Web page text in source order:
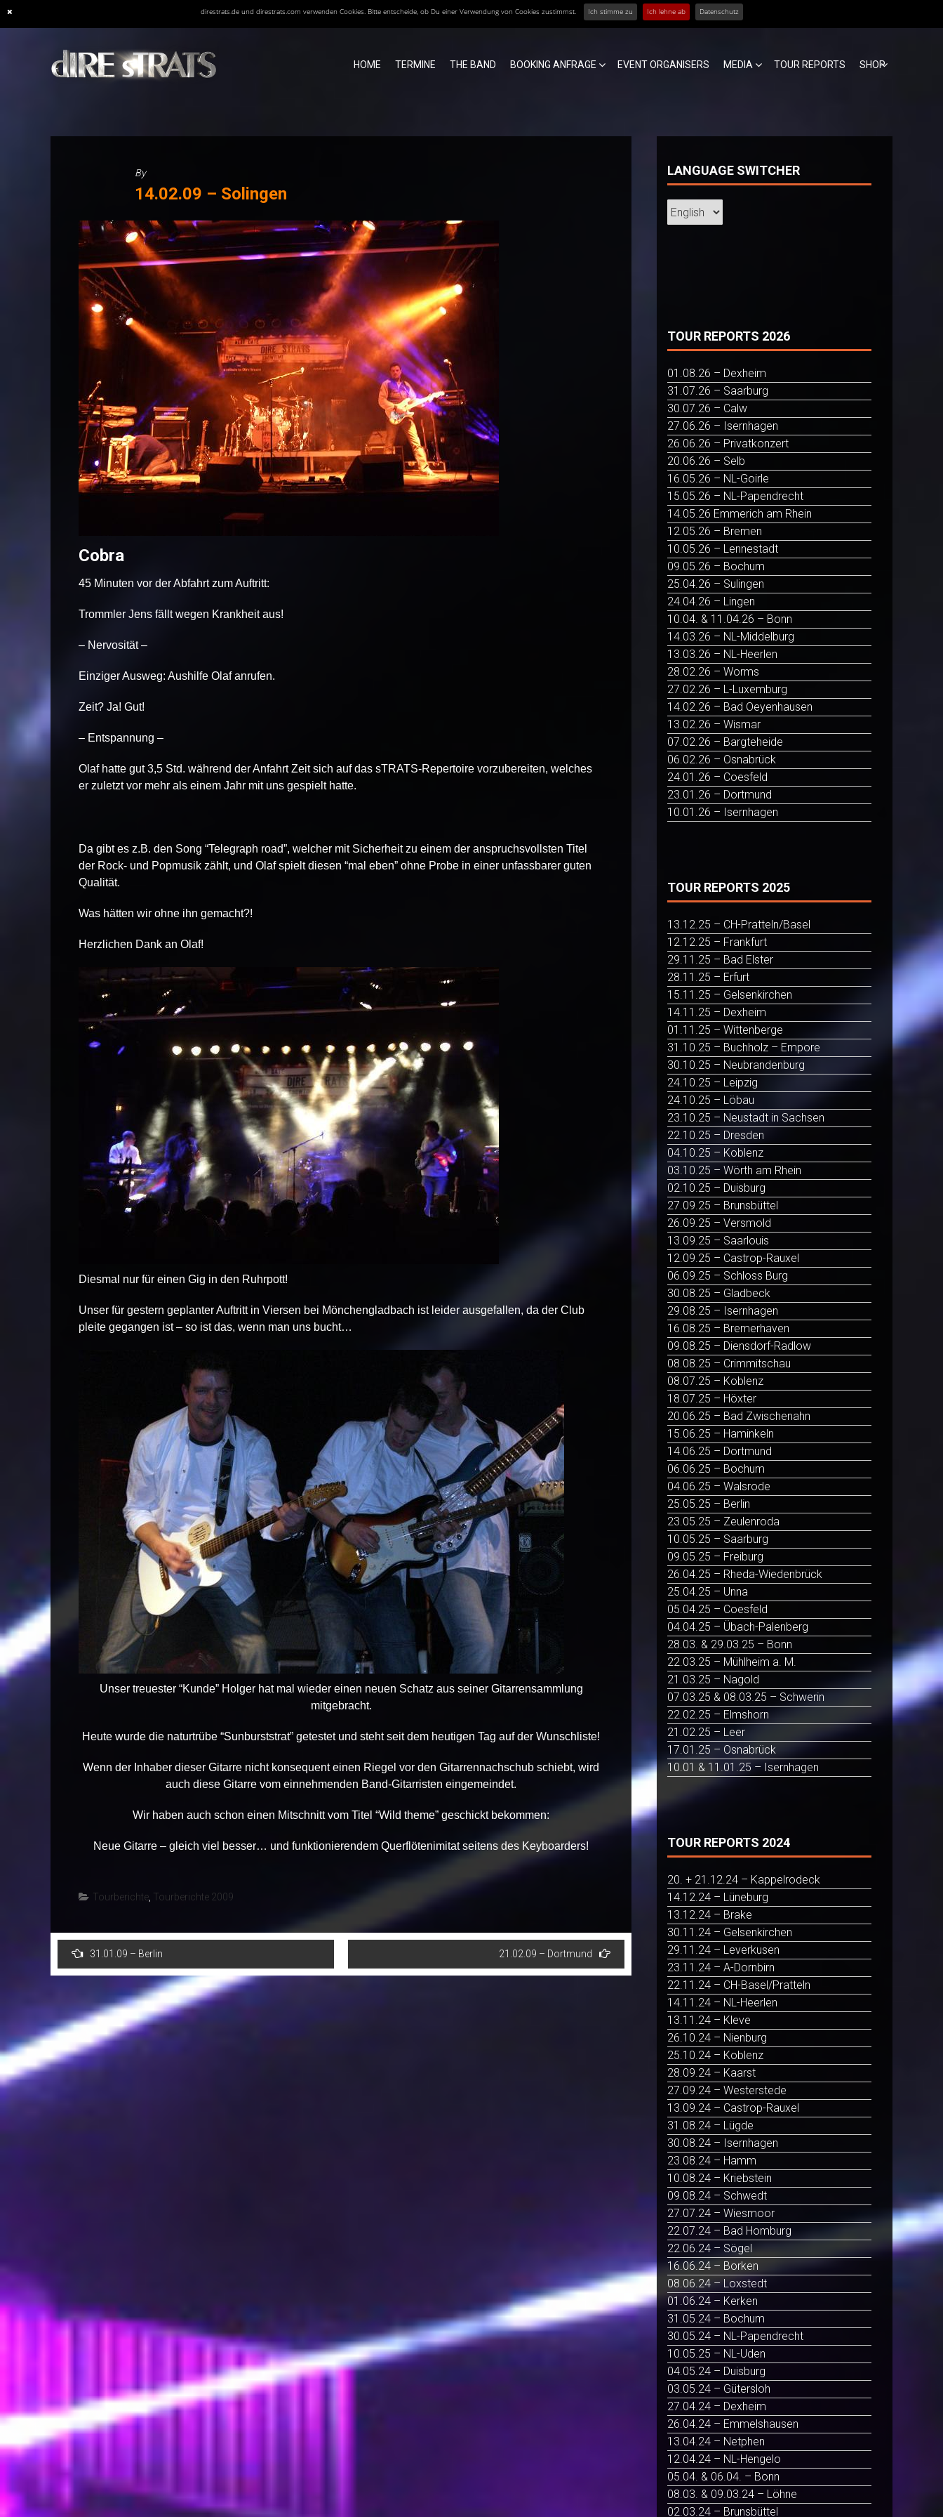
direstrats.de und direstrats.com verwenden Cookies. Bitte entscheide, ob Du einer Verwendung von Cookies zustimmst. Ich stimme zu Ich lehne ab Datenschutz
HOME TERMINE THE BAND BOOKING ANFRAGE EVENT ORGANISERS MEDIA TOUR REPORTS SHOP
By
14.02.09 – Solingen
Cobra
45 Minuten vor der Abfahrt zum Auftritt:
Trommler Jens fällt wegen Krankheit aus!
– Nervosität –
Einziger Ausweg: Aushilfe Olaf anrufen.
Zeit? Ja! Gut!
– Entspannung –
Olaf hatte gut 3,5 Std. während der Anfahrt Zeit sich auf das sTRATS-Repertoire vorzubereiten, welches
er zuletzt vor mehr als einem Jahr mit uns gespielt hatte.
Da gibt es z.B. den Song “Telegraph road”, welcher mit Sicherheit zu einem der anspruchsvollsten Titel
der Rock- und Popmusik zählt, und Olaf spielt diesen “mal eben” ohne Probe in einer unfassbarer guten
Qualität.
Was hätten wir ohne ihn gemacht?!
Herzlichen Dank an Olaf!
Diesmal nur für einen Gig in den Ruhrpott!
Unser für gestern geplanter Auftritt in Viersen bei Mönchengladbach ist leider ausgefallen, da der Club
pleite gegangen ist – so ist das, wenn man uns bucht…
Unser treuester “Kunde” Holger hat mal wieder einen neuen Schatz aus seiner Gitarrensammlung
mitgebracht.
Heute wurde die naturtrübe “Sunburststrat” getestet und steht seit dem heutigen Tag auf der Wunschliste!
Wenn der Inhaber dieser Gitarre nicht konsequent einen Riegel vor den Gitarrennachschub schiebt, wird
auch diese Gitarre vom einnehmenden Band-Gitarristen eingemeindet.
Wir haben auch schon einen Mitschnitt vom Titel “Wild theme” geschickt bekommen:
Neue Gitarre – gleich viel besser… und funktionierendem Querflötenimitat seitens des Keyboarders!
Tourberichte, Tourberichte 2009
Post
navigation
31.01.09 – Berlin 21.02.09 – Dortmund
LANGUAGE SWITCHER
TOUR REPORTS 2026
01.08.26 – Dexheim
31.07.26 – Saarburg
30.07.26 – Calw
27.06.26 – Isernhagen
26.06.26 – Privatkonzert
20.06.26 – Selb
16.05.26 – NL-Goirle
15.05.26 – NL-Papendrecht
14.05.26 Emmerich am Rhein
12.05.26 – Bremen
10.05.26 – Lennestadt
09.05.26 – Bochum
25.04.26 – Sulingen
24.04.26 – Lingen
10.04. & 11.04.26 – Bonn
14.03.26 – NL-Middelburg
13.03.26 – NL-Heerlen
28.02.26 – Worms
27.02.26 – L-Luxemburg
14.02.26 – Bad Oeyenhausen
13.02.26 – Wismar
07.02.26 – Bargteheide
06.02.26 – Osnabrück
24.01.26 – Coesfeld
23.01.26 – Dortmund
10.01.26 – Isernhagen
TOUR REPORTS 2025
13.12.25 – CH-Pratteln/Basel
12.12.25 – Frankfurt
29.11.25 – Bad Elster
28.11.25 – Erfurt
15.11.25 – Gelsenkirchen
14.11.25 – Dexheim
01.11.25 – Wittenberge
31.10.25 – Buchholz – Empore
30.10.25 – Neubrandenburg
24.10.25 – Leipzig
24.10.25 – Löbau
23.10.25 – Neustadt in Sachsen
22.10.25 – Dresden
04.10.25 – Koblenz
03.10.25 – Wörth am Rhein
02.10.25 – Duisburg
27.09.25 – Brunsbüttel
26.09.25 – Versmold
13.09.25 – Saarlouis
12.09.25 – Castrop-Rauxel
06.09.25 – Schloss Burg
30.08.25 – Gladbeck
29.08.25 – Isernhagen
16.08.25 – Bremerhaven
09.08.25 – Diensdorf-Radlow
08.08.25 – Crimmitschau
08.07.25 – Koblenz
18.07.25 – Höxter
20.06.25 – Bad Zwischenahn
15.06.25 – Haminkeln
14.06.25 – Dortmund
06.06.25 – Bochum
04.06.25 – Walsrode
25.05.25 – Berlin
23.05.25 – Zeulenroda
10.05.25 – Saarburg
09.05.25 – Freiburg
26.04.25 – Rheda-Wiedenbrück
25.04.25 – Unna
05.04.25 – Coesfeld
04.04.25 – Übach-Palenberg
28.03. & 29.03.25 – Bonn
22.03.25 – Mühlheim a. M.
21.03.25 – Nagold
07.03.25 & 08.03.25 – Schwerin
22.02.25 – Elmshorn
21.02.25 – Leer
17.01.25 – Osnabrück
10.01 & 11.01.25 – Isernhagen
TOUR REPORTS 2024
20. + 21.12.24 – Kappelrodeck
14.12.24 – Lüneburg
13.12.24 – Brake
30.11.24 – Gelsenkirchen
29.11.24 – Leverkusen
23.11.24 – A-Dornbirn
22.11.24 – CH-Basel/Pratteln
14.11.24 – NL-Heerlen
13.11.24 – Kleve
26.10.24 – Nienburg
25.10.24 – Koblenz
28.09.24 – Kaarst
27.09.24 – Westerstede
13.09.24 – Castrop-Rauxel
31.08.24 – Lügde
30.08.24 – Isernhagen
23.08.24 – Hamm
10.08.24 – Kriebstein
09.08.24 – Schwedt
27.07.24 – Wiesmoor
22.07.24 – Bad Homburg
22.06.24 – Sögel
16.06.24 – Borken
08.06.24 – Loxstedt
01.06.24 – Kerken
31.05.24 – Bochum
30.05.24 – NL-Papendrecht
10.05.25 – NL-Uden
04.05.24 – Duisburg
03.05.24 – Gütersloh
27.04.24 – Dexheim
26.04.24 – Emmelshausen
13.04.24 – Netphen
12.04.24 – NL-Hengelo
05.04. & 06.04. – Bonn
08.03. & 09.03.24 – Löhne
02.03.24 – Brunsbüttel